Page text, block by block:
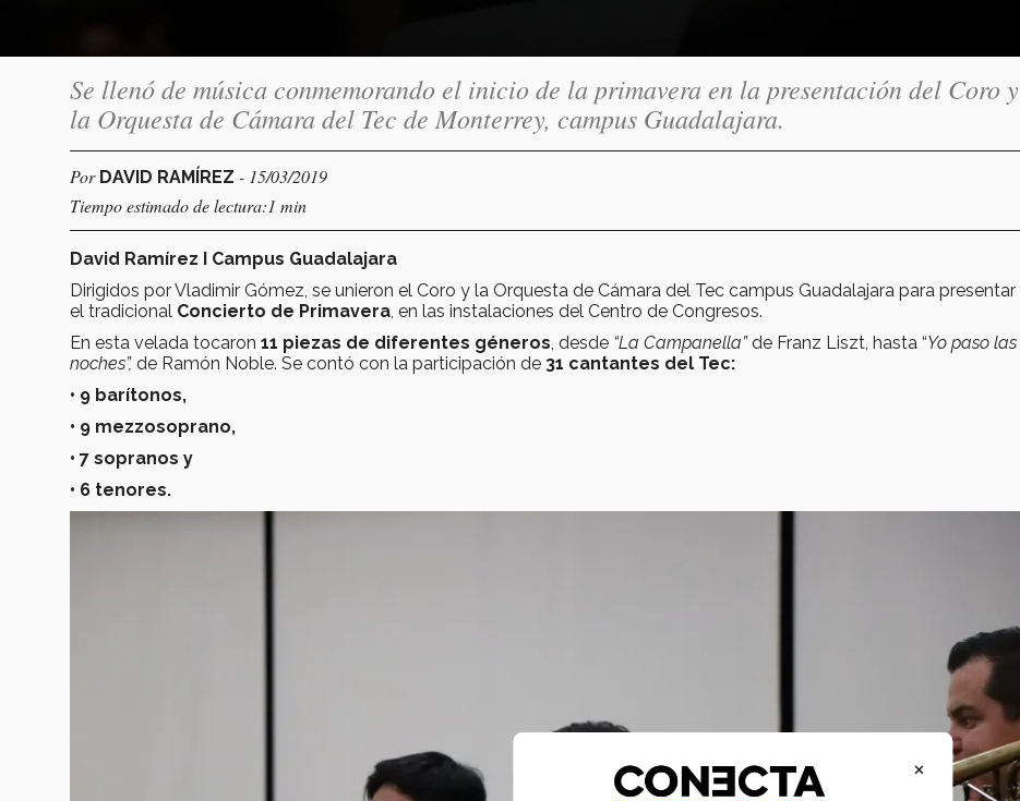
Se llenó de música conmemorando el inicio de la primavera en la presentación del Coro y
la Orquesta de Cámara del Tec de Monterrey, campus Guadalajara.
Por DAVID RAMÍREZ - 15/03/2019
Tiempo estimado de lectura:1 min
David Ramírez I Campus Guadalajara
Dirigidos por Vladimir Gómez, se unieron el Coro y la Orquesta de Cámara del Tec campus Guadalajara para presentar
el tradicional Concierto de Primavera , en las instalaciones del Centro de Congresos.
En esta velada tocaron 11 piezas de diferentes géneros , desde “La Campanella”de Franz Liszt, hasta “Yo paso las
noches”, de Ramón Noble. Se contó con la participación de 31 cantantes del Tec:
• 9 barítonos,
• 9 mezzosoprano,
• 7 sopranos y
• 6 tenores.
×